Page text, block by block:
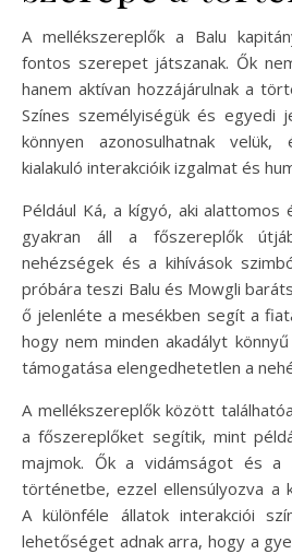
A mellékszereplők a Balu
fontos szerepet játszanak. Ők
hanem aktívan hozzájárulnak a
Színes személyiségük és egyedi
könnyen azonosulhatnak
kialakuló interakcióik izgalmat és
Például Ká, a kígyó, aki alattomos
gyakran áll a főszereplők
nehézségek és a kihívások
próbára teszi Balu és Mowgli
ő jelenléte a mesékben segít a
hogy nem minden akadályt
támogatása elengedhetetlen a
A mellékszereplők között
a főszereplőket segítik, mint
majmok. Ők a vidámságot és a
történetbe, ezzel ellensúlyozva a
A különféle állatok interakciói
lehetőséget adnak arra, hogy a